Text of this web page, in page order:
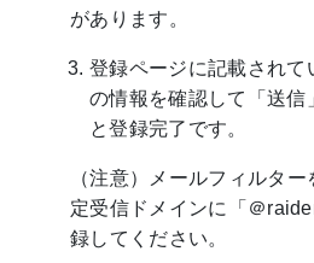
があります。
登録ページに記載され
の情報を確認して「送信
と登録完了です。
（注意）メールフィルタ
定受信ドメインに「＠
録してください。